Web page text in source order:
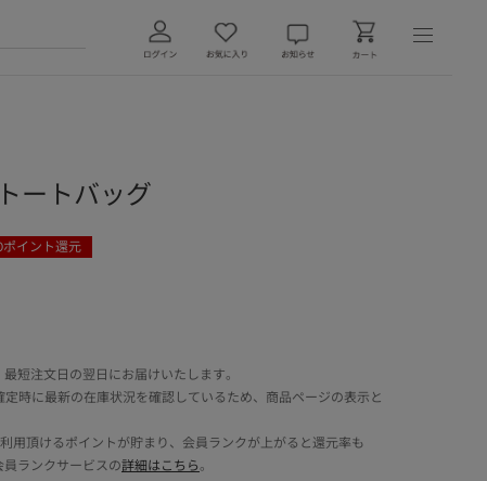
ートバッグ
ポイント還元
短注文日の翌日にお届けいたします。
時に最新の在庫状況を確認しているため、商品ページの表示と
用頂けるポイントが貯まり、会員ランクが上がると還元率も
ランクサービスの詳細はこちら。